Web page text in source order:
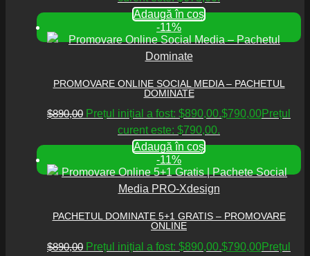
Adaugă în coș
-11%
PROMOVARE ONLINE SOCIAL MEDIA – PACHETUL
DOMINATE
$890,00 Prețul inițial a fost: $890,00.$790,00Prețul
curent este: $790,00.
Adaugă în coș
-11%
PACHETUL DOMINATE 5+1 GRATIS – PROMOVARE
ONLINE
$890,00 Prețul inițial a fost: $890,00.$790,00Prețul